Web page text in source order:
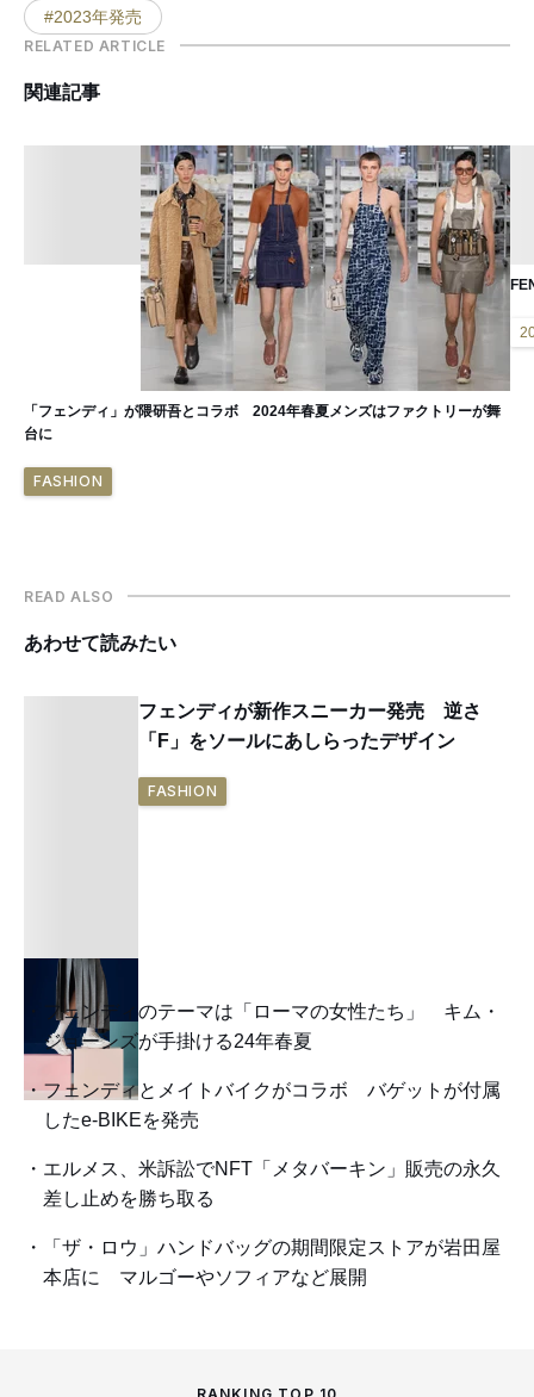
#2023年発売
RELATED ARTICLE
関連記事
「フェンディ」が隈研吾とコラボ 2024年春夏メンズはファクトリーが舞
台に
FASHION
READ ALSO
あわせて読みたい
フェンディが新作スニーカー発売 逆さ
「F」をソールにあしらったデザイン
FASHION
フェンディのテーマは「ローマの女性たち」 キム・
ジョーンズが手掛ける24年春夏
フェンディとメイトバイクがコラボ バゲットが付属
したe-BIKEを発売
エルメス、米訴訟でNFT「メタバーキン」販売の永久
差し止めを勝ち取る
「ザ・ロウ」ハンドバッグの期間限定ストアが岩田屋
本店に マルゴーやソフィアなど展開